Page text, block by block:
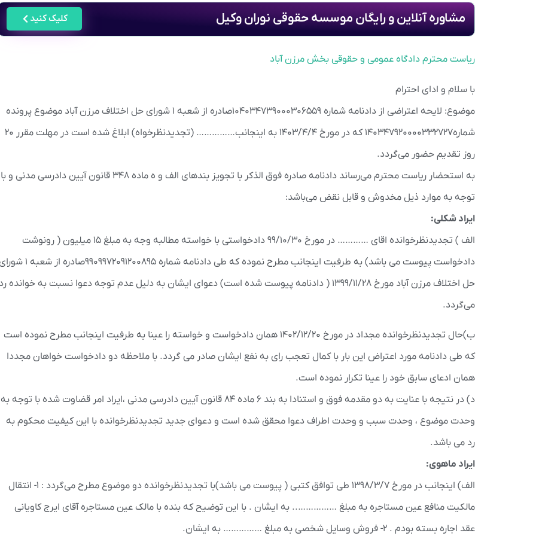
مشاوره آنلاین و رایگان موسسه حقوقی نوران وکیل کلیک کنید
ریاست محترم دادگاه عمومی و حقوقی بخش مرزن آباد
با سلام و ادای احترام
موضوع: لایحه اعتراضی از دادنامه شماره ۱۰۴۰۳۴۷۳۹۰۰۰۳۰۶۵۵۹صادره از شعبه ۱ شورای حل اختلاف مرزن آباد موضوع پرونده
شماره۱۴۰۳۴۷۹۲۰۰۰۰۳۳۲۷۲۷ که در مورخ ۱۴۰۳/۴/۴ به اینجانب…………… (تجدیدنظرخواه) ابلاغ شده است در مهلت مقرر ۲۰
روز تقدیم حضور می‌گردد.
به استحضار ریاست محترم می‌رساند دادنامه صادره فوق الذکر با تجویز بندهای الف و ه ماده ۳۴۸ قانون آیین دادرسی مدنی و با
توجه به موارد ذیل مخدوش و قابل نقض می‌باشد:
ایراد شکلی:
الف ) تجدیدنظرخوانده اقای ………… در مورخ ۹۹/۱۰/۳۰ دادخواستی با خواسته مطالبه وجه به مبلغ ۱۵ میلیون ( رونوشت
دادخواست پیوست می باشد) به طرفیت اینجانب مطرح نموده که طی دادنامه شماره ۹۹۰۹۹۷۲۰۹۱۲۰۰۸۹۵صادره
حل اختلاف مرزن آباد مورخ ۱۳۹۹/۱۱/۲۸ ( دادنامه پیوست شده است) دعوای ایشان به دلیل عدم توجه دعوا نسبت به خوانده
می‌گردد.
ب)حال تجدیدنظرخوانده مجداد در مورخ ۱۴۰۲/۱۲/۲۰ همان دادخواست و خواسته را عینا به طرفیت اینجانب مطرح نموده است
که طی دادنامه مورد اعتراض این بار با کمال تعجب رای به نفع ایشان صادر می گردد. با ملاحظه دو دادخواست خواهان مجددا
همان ادعای سابق خود را عینا تکرار نموده است.
د) در نتیجه با عنایت به دو مقدمه فوق و استنادا به بند ۶ ماده ۸۴ قانون آیین دادرسی مدنی ،ایراد امر قضاوت شده با توجه به
وحدت موضوع ، وحدت سبب و وحدت اطراف دعوا محقق شده است و دعوای جدید تجدیدنظرخوانده با این کیفیت محکوم به
رد می باشد.
ایراد ماهوی:
الف) اینجانب در مورخ ۱۳۹۸/۳/۷ طی توافق کتبی ( پیوست می باشد)با تجدیدنظرخوانده دو موضوع مطرح می‌گردد : ۱- انتقال
مالکیت منافع عین مستاجره به مبلغ …………….. به ایشان . با این توضیح که بنده با مالک عین مستاجره آقای ایرج کاویانی
عقد اجاره بسته بودم . ۲- فروش وسایل شخصی به مبلغ …………… به ایشان.